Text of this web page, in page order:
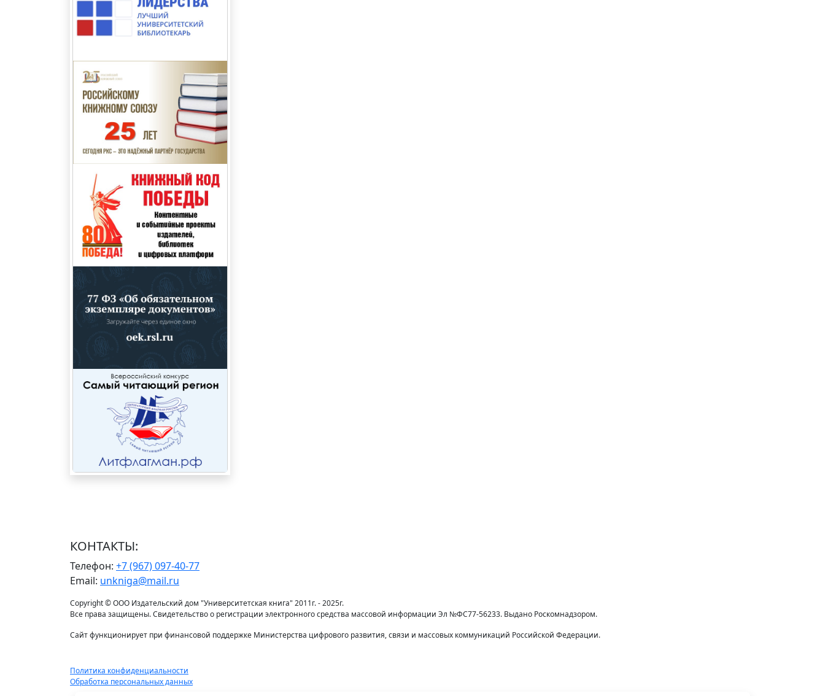
КОНТАКТЫ:
Телефон: +7 (967) 097-40-77
Email: unkniga@mail.ru
Copyright © ООО Издательский дом "Университетская книга" 2011г. - 2025г.
Все права защищены. Свидетельство о регистрации электронного средства массовой информации Эл №ФС77-56233. Выдано Роскомнадзором.
Сайт функционирует при финансовой поддержке Министерства цифрового развития, связи и массовых коммуникаций Российской Федерации.
Политика конфиденциальности
Обработка персональных данных